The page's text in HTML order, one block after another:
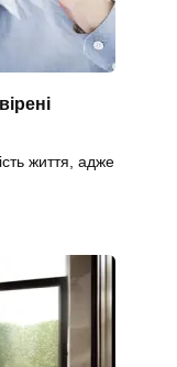
життя, адже